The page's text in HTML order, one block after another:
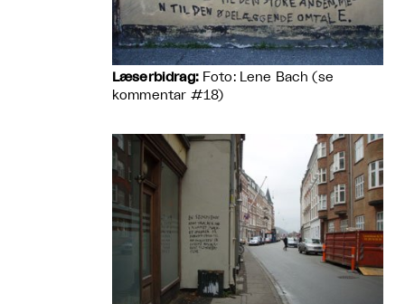
Læserbidrag:Foto: Lene Bach (se
kommentar #18)